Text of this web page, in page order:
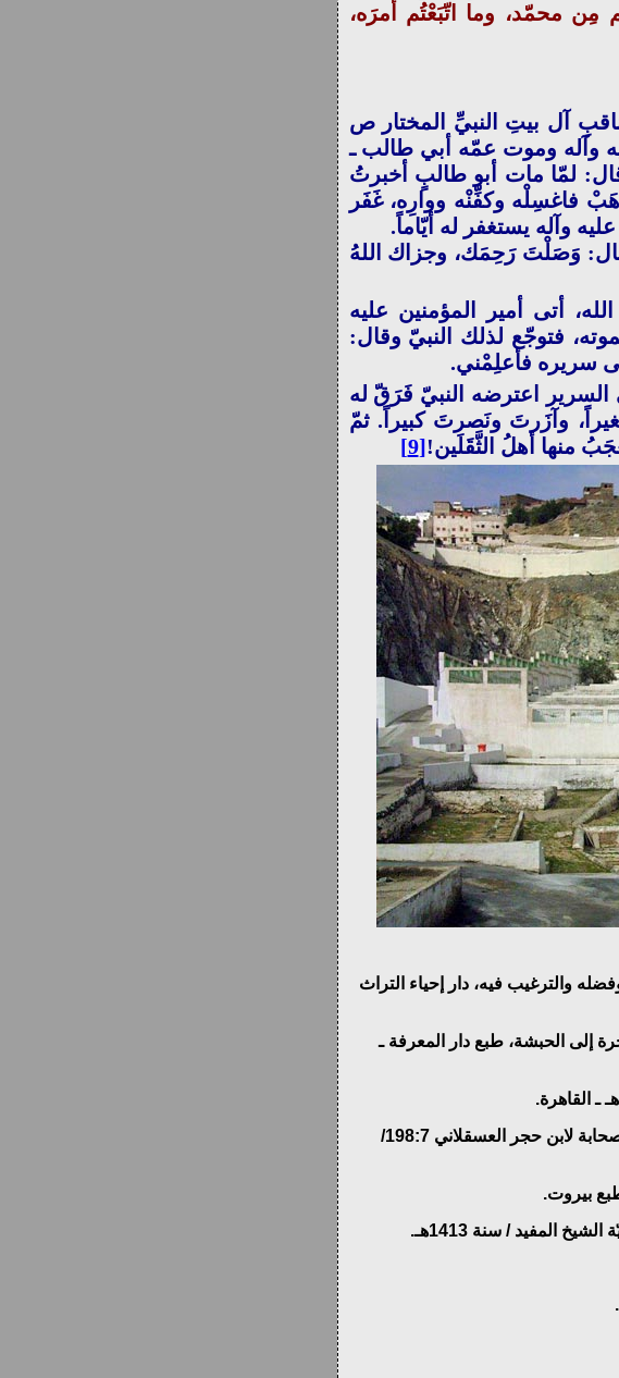
مِن محمّد، وما اتّبَعْتُم أمرَه،
آل بيتِ النبيِّ المختار ص
وآله وموت عمّه أبي طالب ـ
أنّه قال: لمّا مات أبو طالبٍ أخبرتُ
فاغسِلْه وكفِّنْه ووارِه، غَفَر
وآله يستغفر له أيّاماً.
وَصَلْتَ رَحِمَك، وجزاك اللهُ
أتى أمير المؤمنين عليه
فتوجّع لذلك النبيّ وقال:
سريره فأعلِمْني.
السرير اعترضه النبيّ فَرَقّ له
وآزَرتَ ونَصرتَ كبيراً. ثمّ
منها أهلُ الثَّقَلَين![9]
للأبشيهي 249:2/ في النكاح وفضله والترغيب فيه، دار إحياء التراث
للحاكم النَّيسابوري 623:2 / كتاب الهجرة إلى الحبشة، طبع دار المعرفة ـ
الإصابة في تمييز الصحابة لابن حجر العسقلاني 198:7/